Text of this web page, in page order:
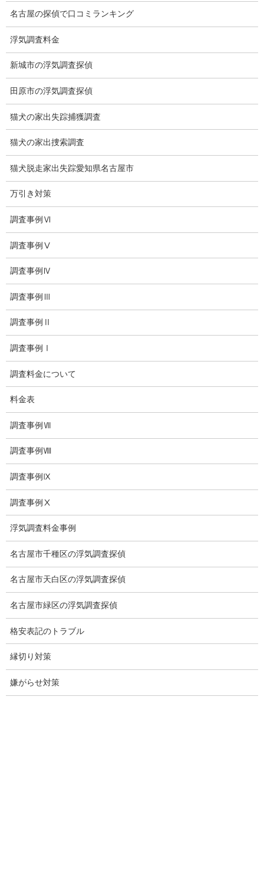
有責配偶者からの離婚
浮気をする人
探偵社の選び方
浮気度チェック
会社案内
損害保険調査
会社沿革
プライバシーポリシー
探偵業法
法令遵守
推奨・提携法律事務所
ブログ
探偵エッセイ
お知らせ
いじめ相談
子供の虐待
児童虐待防止対策
子供のいじめ相談
いじめ相談・愛知県名古屋
愛知県内出張面談実施中
浮気調査専門
結婚前の行動調査
名古屋の探偵で口コミランキング
浮気調査料金
新城市の浮気調査探偵
田原市の浮気調査探偵
猫犬の家出失踪捕獲調査
猫犬の家出捜索調査
猫犬脱走家出失踪愛知県名古屋市
万引き対策
調査事例Ⅵ
調査事例Ⅴ
調査事例Ⅳ
調査事例Ⅲ
調査事例Ⅱ
調査事例Ⅰ
調査料金について
料金表
調査事例Ⅶ
調査事例Ⅷ
調査事例Ⅸ
調査事例Ⅹ
浮気調査料金事例
名古屋市千種区の浮気調査探偵
名古屋市天白区の浮気調査探偵
名古屋市緑区の浮気調査探偵
格安表記のトラブル
縁切り対策
嫌がらせ対策